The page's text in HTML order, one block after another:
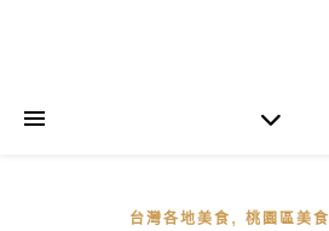
台灣各地美食 , 桃園區美食